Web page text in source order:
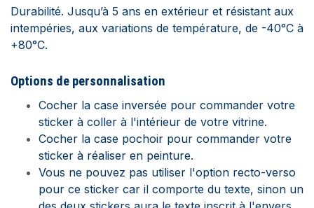
Durabilité. Jusqu’à 5 ans en extérieur et résistant aux
intempéries, aux variations de température, de -40°C à
+80°C.
Options de personnalisation
Cocher la case inversée pour commander votre
sticker à coller à l'intérieur de votre vitrine.
Cocher la case pochoir pour commander votre
sticker à réaliser en peinture.
Vous ne pouvez pas utiliser l'option recto-verso
pour ce sticker car il comporte du texte, sinon un